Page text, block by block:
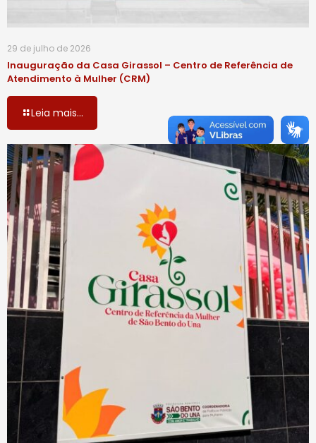
29 de julho de 2026
Inauguração da Casa Girassol – Centro de Referência de
Atendimento à Mulher (CRM)
Leia mais...